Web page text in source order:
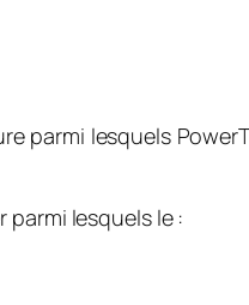
parmi lesquels
lesquels le :